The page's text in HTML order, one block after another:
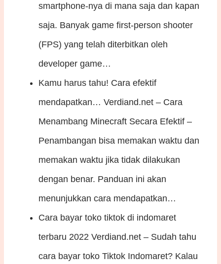
smartphone-nya di mana saja dan kapan
saja. Banyak game first-person shooter
(FPS) yang telah diterbitkan oleh
developer game…
Kamu harus tahu! Cara efektif
mendapatkan… Verdiand.net – Cara
Menambang Minecraft Secara Efektif –
Penambangan bisa memakan waktu dan
memakan waktu jika tidak dilakukan
dengan benar. Panduan ini akan
menunjukkan cara mendapatkan…
Cara bayar toko tiktok di indomaret
terbaru 2022 Verdiand.net – Sudah tahu
cara bayar toko Tiktok Indomaret? Kalau